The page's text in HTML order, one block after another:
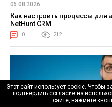
06.08.2026
Как настроить процессы для
NetHunt CRM
0 212
Этот сайт использует cookie. Чтобы
подтвердить согласие на
сайте, нажмите